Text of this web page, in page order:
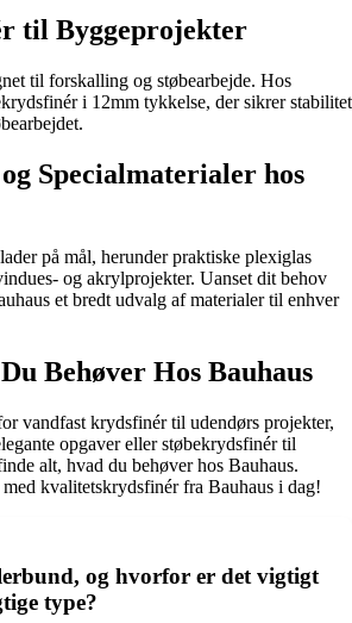
til Byggeprojekter
til forskalling og støbearbejde. Hos
i 12mm tykkelse, der sikrer stabilitet
Specialmaterialer hos
på mål, herunder praktiske plexiglas
og akrylprojekter. Uanset dit behov
et bredt udvalg af materialer til enhver
Behøver Hos Bauhaus
vandfast krydsfinér til udendørs projekter,
opgaver eller støbekrydsfinér til
alt, hvad du behøver hos Bauhaus.
kvalitetskrydsfinér fra Bauhaus i dag!
og hvorfor er det vigtigt
type?